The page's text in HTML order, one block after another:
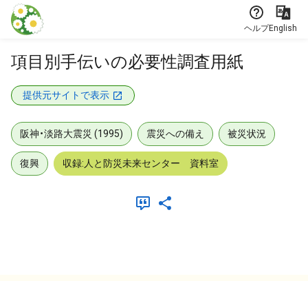
本文に飛ぶ
ヘルプEnglish
項目別手伝いの必要性調査用紙
提供元サイトで表示
阪神・淡路大震災 (1995) 震災への備え 被災状況
復興 収録:人と防災未来センター 資料室